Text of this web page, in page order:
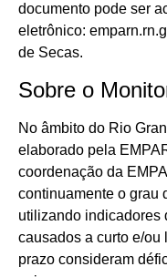
documento pode ser
eletrônico:
de Secas.
Sobre o
No âmbito do Rio
elaborado pela
coordenação da
continuamente o grau
utilizando indicadores
causados a curto e/ou
prazo consideram